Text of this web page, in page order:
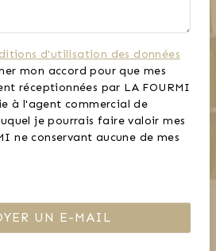
d'utilisation des données
mon accord pour que mes
réceptionnées par LA FOURMI
à l'agent commercial de
je pourrais faire valoir mes
ne conservant aucune de mes